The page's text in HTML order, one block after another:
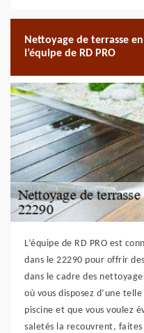
Nettoyage de terrasse
l’équipe de RD PRO
L’équipe de RD PRO est
dans le 22290 pour offrir
dans le cadre des
où vous disposez d’une
piscine et que vous voulez
saletés la recouvrent,